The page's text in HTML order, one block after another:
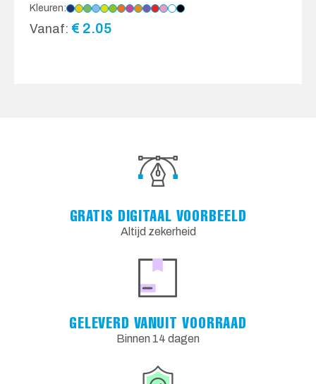
Kleuren:
Vanaf: € 2.05
GRATIS DIGITAAL VOORBEELD
Altijd zekerheid
GELEVERD VANUIT VOORRAAD
Binnen 14 dagen